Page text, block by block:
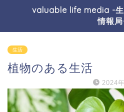
valuable life media -生
情報
生活
植物のある生活
2024